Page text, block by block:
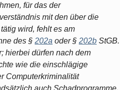
für das der
mit den über die
wird, fehlt es am
des § 202a oder § 202b StGB.
hierbei dürfen nach dem
wie die einschlägige
Computerkriminalität
auch Schadprogramme,